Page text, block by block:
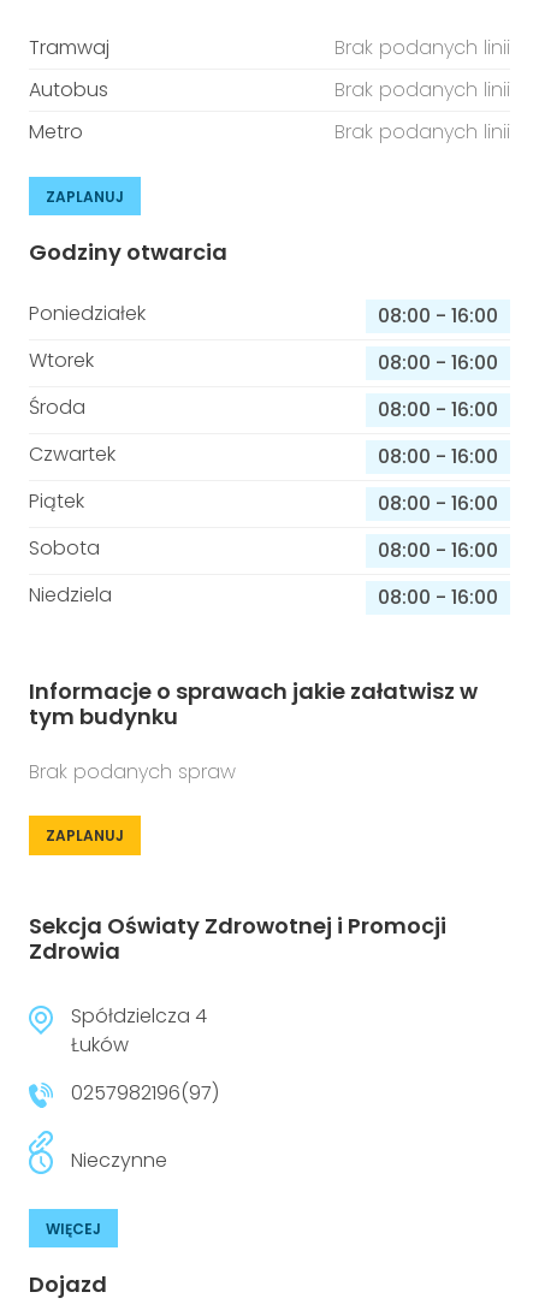
Tramwaj
Brak podanych linii
Autobus
Brak podanych linii
Metro
Brak podanych linii
ZAPLANUJ
Godziny otwarcia
Poniedziałek 08:00 - 16:00
Wtorek
08:00 - 16:00
Środa
08:00 - 16:00
Czwartek
08:00 - 16:00
Piątek
08:00 - 16:00
Sobota
08:00 - 16:00
Niedziela
08:00 - 16:00
Informacje o sprawach jakie załatwisz w
tym budynku
Brak podanych spraw
ZAPLANUJ
Sekcja Oświaty Zdrowotnej i Promocji
Zdrowia
Spółdzielcza 4
Łuków
0257982196(97)
Nieczynne
WIĘCEJ
Dojazd